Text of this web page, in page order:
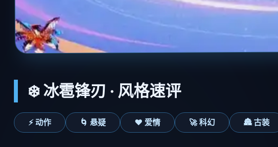
❄️ 冰雹锋刃 · 风格速评
⚡ 动作 🌀 悬疑 ❤️ 爱情 🚀 科幻 🏯 古装